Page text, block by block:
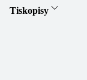
Tiskopisy